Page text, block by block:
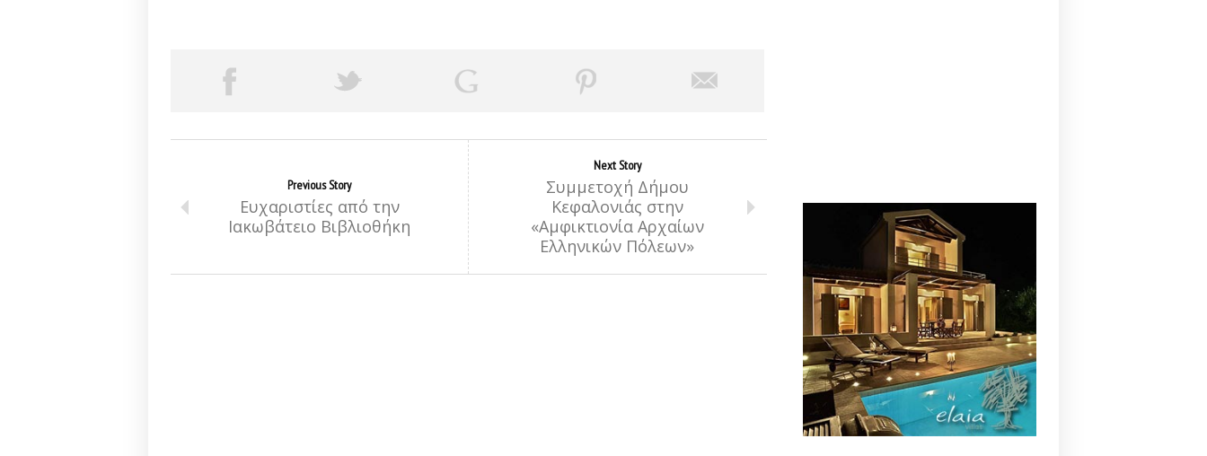
Previous Story
Ευχαριστίες από την
Ιακωβάτειο Βιβλιοθήκη
Next Story
Συμμετοχή Δήμου
Κεφαλονιάς στην
«Αμφικτιονία Αρχαίων
Ελληνικών Πόλεων»